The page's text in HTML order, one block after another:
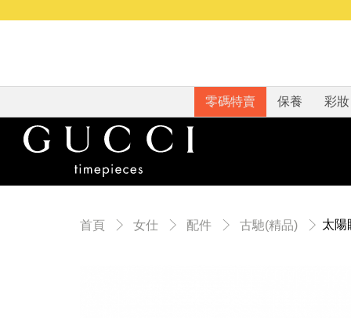
零碼特賣 保養 彩妝
首頁 女仕 配件 古馳(精品) 太陽